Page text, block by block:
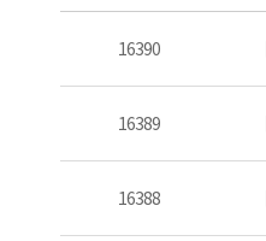
16390
16389
16388